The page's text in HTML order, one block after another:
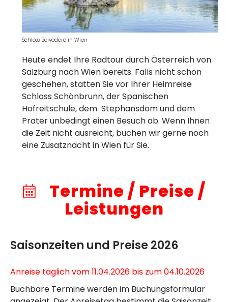
Heute endet Ihre Radtour durch Österreich von
Salzburg nach Wien bereits. Falls nicht schon
geschehen, statten Sie vor Ihrer Heimreise
Schloss Schönbrunn, der Spanischen
Hofreitschule, dem Stephansdom und dem
Prater unbedingt einen Besuch ab. Wenn Ihnen
die Zeit nicht ausreicht, buchen wir gerne noch
eine Zusatznacht in Wien für Sie.
Schloss Belvedere in Wien
Termine / Preise /
Leistungen
Saisonzeiten und Preise 2026
Anreise täglich vom 11.04.2026 bis zum 04.10.2026
Buchbare Termine werden im Buchungsformular